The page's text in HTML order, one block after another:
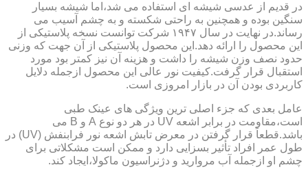
در قدیم از عدسی شیشه ای استفاده می شد،اما شیشه بسیار
سنگین بوده و همچنین به راحتی شکسته و به چشم آسیب می
رساند.در نهایت در سال ۱۹۴۷ شرکت توانست نسخه پلاستیکی از
این محصول را ارائه دهد.این محصول پلاستیکی از آن جهت که وزنی
حدود نصف وزن شیشه را داشت و هزینه آن نیز کمتر بود مورد
استقبال قرار گرفت.کیفیت نور عالی این محصول ازجمله دلایل
کاربردی بودن آن در بازار امروزی است.
عامل بعدی که جزء اصلی ترین ویژگی های عینک طبی
است،مقاومت در برابر اشعه UV در هر دو نوع A و B می
باشد.قطعاً قرار گرفتن در معرض تابش اشعه نور فرابنفش (UV) در
طول عمر افراد تأثیر بسزایی دارد و ممکن است مشکلاتی برای
چشم او ازجمله آب مروارید و دژنراسیون ماکولا،ایجاد کند.